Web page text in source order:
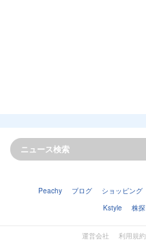
Peachy ブログ ショッピング
Kstyle
株探
運営会社 利用規約